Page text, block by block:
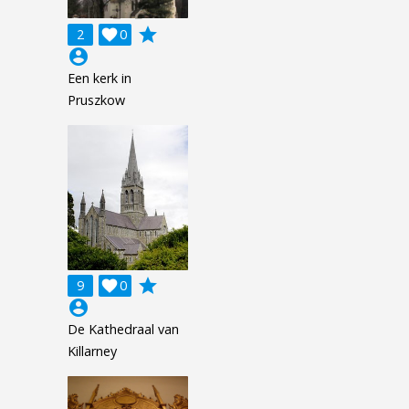
2 0

grade
account_circle
Een kerk in
Pruszkow
9 0

grade
account_circle
De Kathedraal van
Killarney